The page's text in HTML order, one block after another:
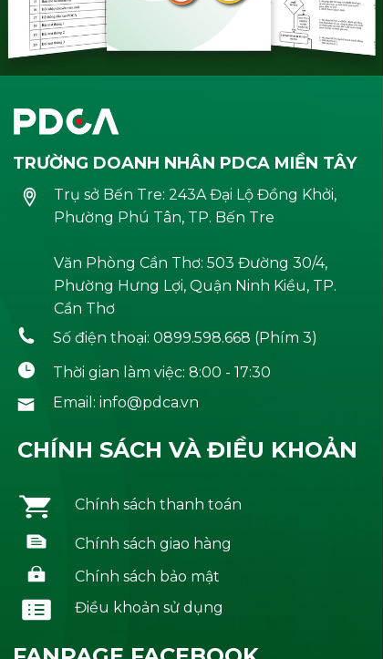
TRƯỜNG DOANH NHÂN PDCA MIỀN TÂY
CHÍNH SÁCH VÀ ĐIỀU KHOẢN
Chính sách thanh toán
Chính sách giao hàng
Chính sách bảo mật
Điều khoản sử dụng
Trụ sở Bến Tre: 243A Đại Lộ Đồng Khởi,
Phường Phú Tân, TP. Bến Tre
Văn Phòng Cần Thơ: 503 Đường 30/4,
Phường Hưng Lợi, Quận Ninh Kiều, TP.
Cần Thơ
Thời gian làm việc: 8:00 - 17:30
Email: info@pdca.vn
Số điện thoại: 0899.598.668 (Phím 3)